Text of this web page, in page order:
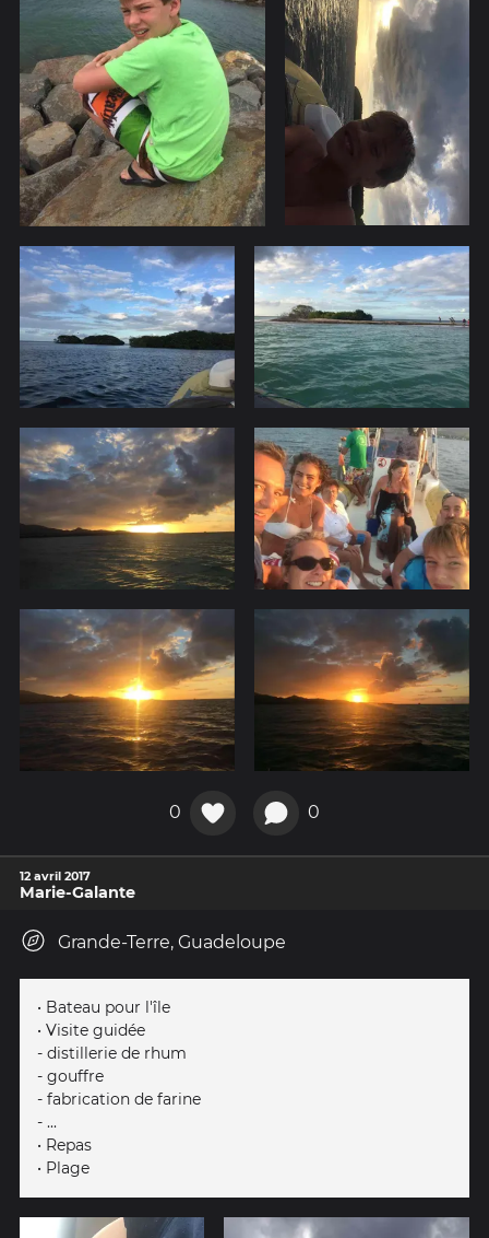
0 0
12 avril 2017
Marie-Galante
Grande-Terre, Guadeloupe
• Bateau pour l'île
• Visite guidée
- distillerie de rhum
- gouffre
- fabrication de farine
- ...
• Repas
• Plage